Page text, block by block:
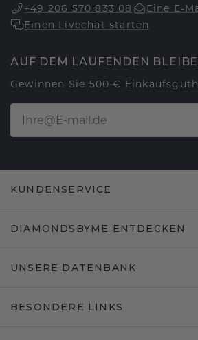
+49 206 570 833 08
Eine E-
Einen Livechat starten
AUF DEM LAUFENDEN
Gewinnen Sie 500 €
KUNDENSERVICE
DIAMONDSBYME ENTDECKEN
UNSERE DATENBANK
BESONDERE LINKS